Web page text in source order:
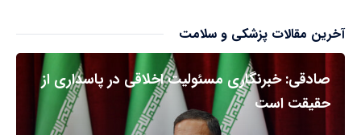
آخرین مقالات پزشکی و سلامت
صادقی: خبرنگاری مسئولیت اخلاقی در پاسداری از
حقیقت است